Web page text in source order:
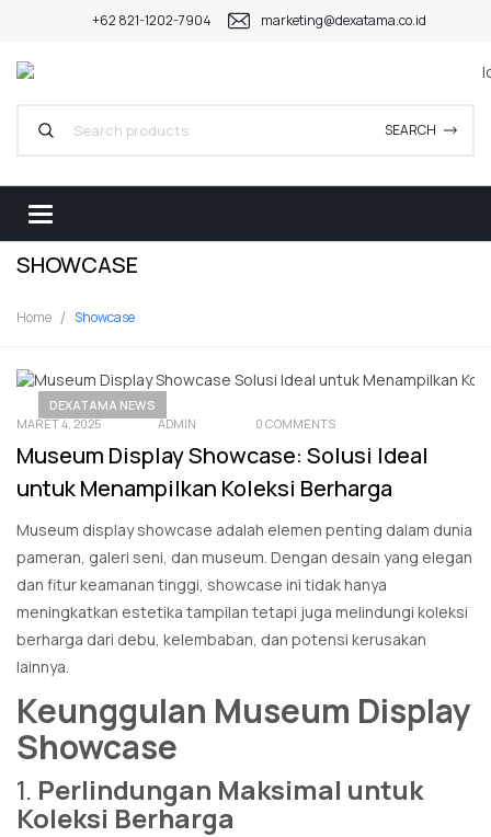
+62 821-1202-7904 marketing@dexatama.co.id
SEARCH
SHOWCASE
Home Showcase
DEXATAMA NEWS
MARET 4, 2025
ADMIN 0 COMMENTS
Museum Display Showcase: Solusi Ideal
untuk Menampilkan Koleksi Berharga
Museum display showcase adalah elemen penting dalam dunia
pameran, galeri seni, dan museum. Dengan desain yang elegan
dan fitur keamanan tinggi, showcase ini tidak hanya
meningkatkan estetika tampilan tetapi juga melindungi koleksi
berharga dari debu, kelembaban, dan potensi kerusakan
lainnya.
Keunggulan Museum Display
Showcase
1. Perlindungan Maksimal untuk
Koleksi Berharga